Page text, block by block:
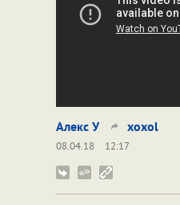
Алекс У xoxol
08.04.18
12:17